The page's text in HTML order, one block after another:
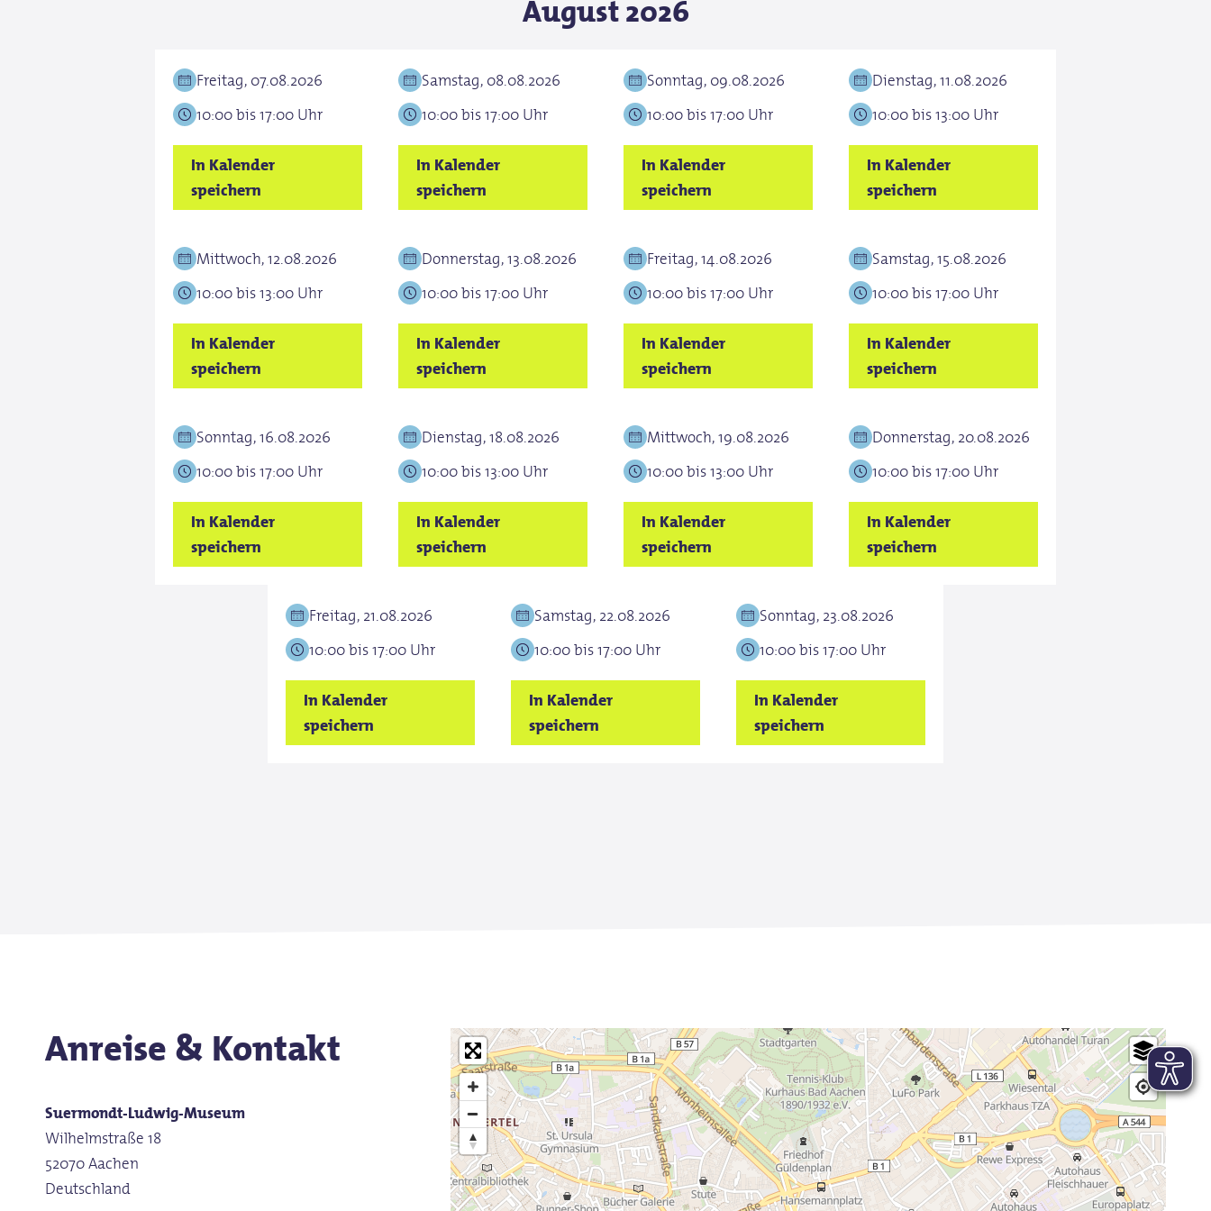
August 2026
Freitag, 07.08.2026
10:00 bis 17:00 Uhr
In Kalender
speichern
Samstag, 08.08.2026
10:00 bis 17:00 Uhr
In Kalender
speichern
Sonntag, 09.08.2026
10:00 bis 17:00 Uhr
In Kalender
speichern
Dienstag, 11.08.2026
10:00 bis 13:00 Uhr
In Kalender
speichern
Mittwoch, 12.08.2026
10:00 bis 13:00 Uhr
In Kalender
speichern
Donnerstag, 13.08.2026
10:00 bis 17:00 Uhr
In Kalender
speichern
Freitag, 14.08.2026
10:00 bis 17:00 Uhr
In Kalender
speichern
Samstag, 15.08.2026
10:00 bis 17:00 Uhr
In Kalender
speichern
Sonntag, 16.08.2026
10:00 bis 17:00 Uhr
In Kalender
speichern
Dienstag, 18.08.2026
10:00 bis 13:00 Uhr
In Kalender
speichern
Mittwoch, 19.08.2026
10:00 bis 13:00 Uhr
In Kalender
speichern
Donnerstag, 20.08.2026
10:00 bis 17:00 Uhr
In Kalender
speichern
Freitag, 21.08.2026
10:00 bis 17:00 Uhr
In Kalender
speichern
Samstag, 22.08.2026
10:00 bis 17:00 Uhr
In Kalender
speichern
Sonntag, 23.08.2026
10:00 bis 17:00 Uhr
In Kalender
speichern
Anreise & Kontakt
Suermondt-Ludwig-Museum
Wilhelmstraße 18
52070 Aachen
Deutschland